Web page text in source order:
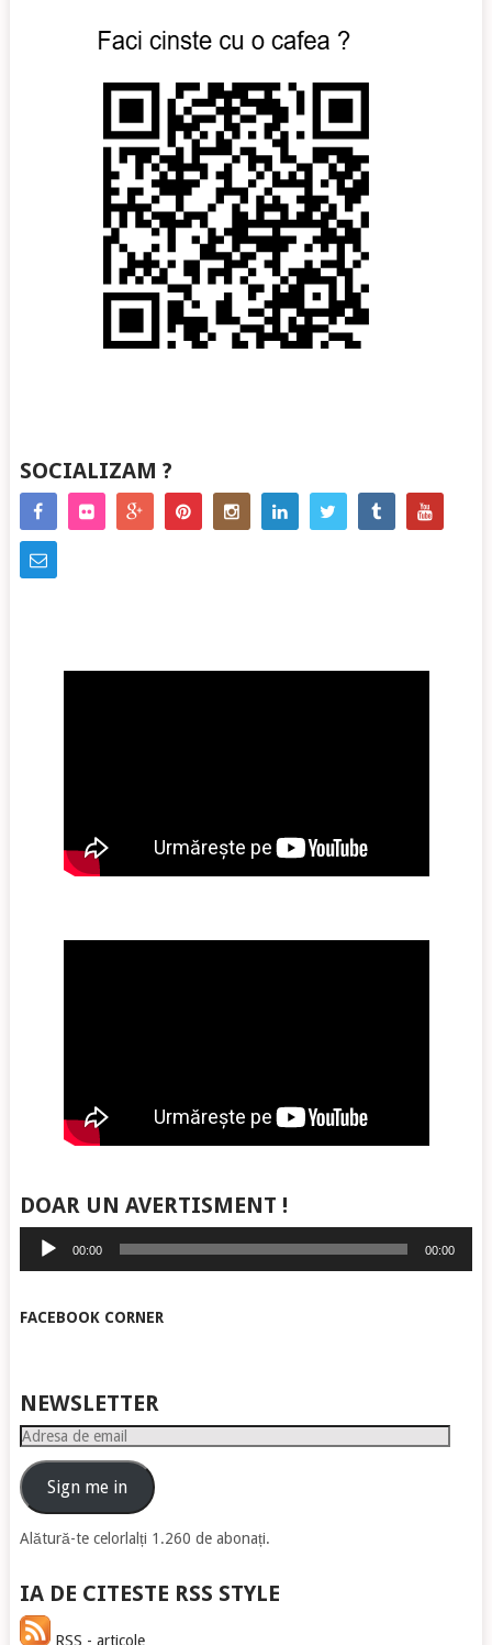
SOCIALIZAM ?
DOAR UN AVERTISMENT !
Player
audio
00:00 00:00
FACEBOOK CORNER
NEWSLETTER
Adresa
emailSign me in
Alătură-te celorlalți 1.260 de abonați.
IA DE CITESTE RSS STYLE
RSS - articole